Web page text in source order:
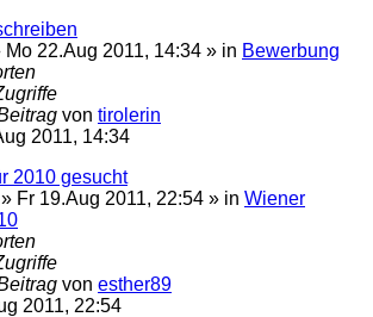
Mo 22.Aug 2011, 14:34 » in Bewerbung
von tirolerin
2011, 14:34
2010 gesucht
» Fr 19.Aug 2011, 22:54 » in Wiener
von esther89
2011, 22:54